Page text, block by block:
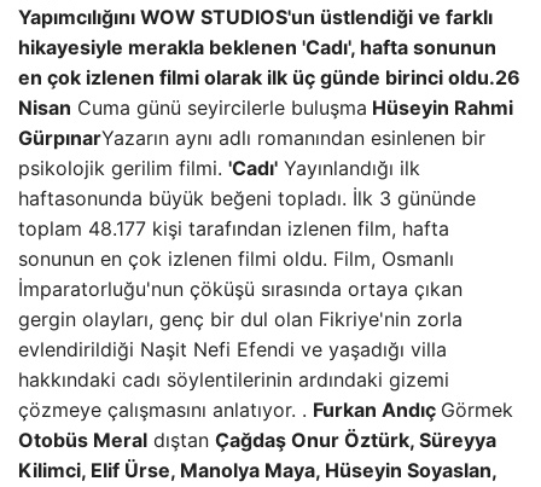
Yapımcılığını WOW STUDIOS'un üstlendiği ve farklı
hikayesiyle merakla beklenen 'Cadı', hafta sonunun
en çok izlenen filmi olarak ilk üç günde birinci oldu.26
Nisan Cuma günü seyircilerle buluşma Hüseyin Rahmi
GürpınarYazarın aynı adlı romanından esinlenen bir
psikolojik gerilim filmi. 'Cadı' Yayınlandığı ilk
haftasonunda büyük beğeni topladı. İlk 3 gününde
toplam 48.177 kişi tarafından izlenen film, hafta
sonunun en çok izlenen filmi oldu. Film, Osmanlı
İmparatorluğu'nun çöküşü sırasında ortaya çıkan
gergin olayları, genç bir dul olan Fikriye'nin zorla
evlendirildiği Naşit Nefi Efendi ve yaşadığı villa
hakkındaki cadı söylentilerinin ardındaki gizemi
çözmeye çalışmasını anlatıyor. . Furkan Andıç Görmek
Otobüs Meral dıştan Çağdaş Onur Öztürk, Süreyya
Kilimci, Elif Ürse, Manolya Maya, Hüseyin Soyaslan,